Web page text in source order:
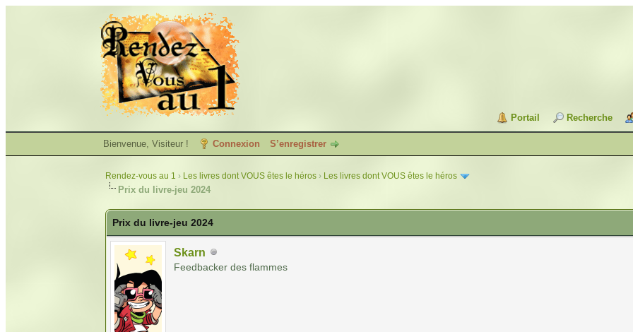
Portail Recherche
Bienvenue, Visiteur ! Connexion S’enregistrer
Rendez-vous au 1 › Les livres dont VOUS êtes le héros› Les livres dont VOUS êtes le héros
Prix du livre-jeu 2024
Prix du livre-jeu 2024
Skarn
Feedbacker des flammes